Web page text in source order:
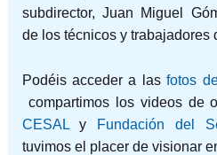
subdirector, Juan Miguel
de los técnicos y trabajadores
Podéis acceder a lasfotos
compartimos los videos de
CESALy Fundación del
tuvimos el placer de visionar